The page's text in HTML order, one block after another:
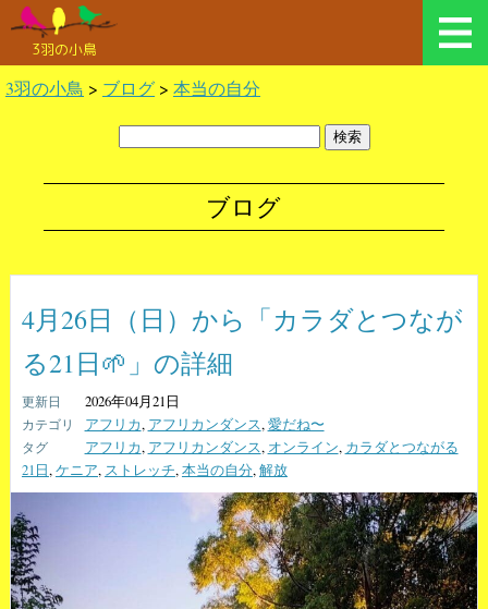
3羽の小鳥
3羽の小鳥 > ブログ > 本当の自分
ブログ
4月26日（日）から「カラダとつなが
る21日🌱」の詳細
2026年04月21日
アフリカ, アフリカンダンス,愛だね〜
アフリカ, アフリカンダンス, オンライン, カラダとつながる
21日,ケニア, ストレッチ,本当の自分,解放